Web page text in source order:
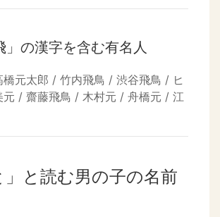
」の漢字を含む有名人
元太郎 / 竹内飛鳥 / 渋谷飛鳥 / ヒ
元 / 齋藤飛鳥 / 木村元 / 舟橋元 / 江
」と読む男の子の名前